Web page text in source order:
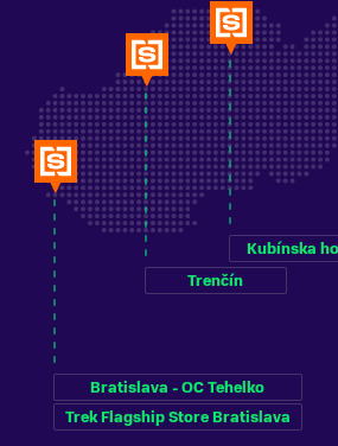
Bratislava - OC Tehelko
Trek Flagship Store Bratislava
Trenčín
Kubínska